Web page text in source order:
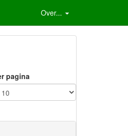
Over...
pagina